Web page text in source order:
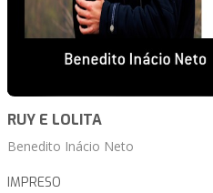
RUY E LOLITA
Benedito Inácio Neto
IMPRESO